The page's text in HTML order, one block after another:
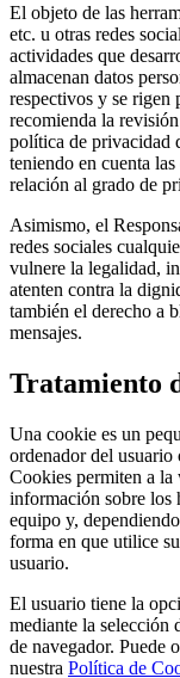
El objeto de las
etc. u otras redes
actividades que
almacenan datos
respectivos y se rigen
recomienda la
política de privacidad
teniendo en cuenta
relación al grado de
Asimismo, el
redes sociales
vulnere la legalidad,
atenten contra la
también el derecho a
mensajes.
Tratamiento
Una cookie es un
ordenador del usuario
Cookies permiten a la
información sobre los
equipo y,
forma en que utilice
usuario.
El usuario tiene la
mediante la selección
de navegador. Puede
nuestra Política de